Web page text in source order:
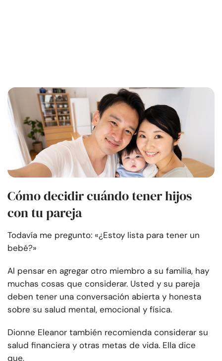
Cómo decidir cuándo tener hijos
con tu pareja
Todavía me pregunto: «¿Estoy lista para tener un
bebé?»
Al pensar en agregar otro miembro a su familia, hay
muchas cosas que considerar. Usted y su pareja
deben tener una conversación abierta y honesta
sobre su salud mental, emocional y física.
Dionne Eleanor también recomienda considerar su
salud financiera y otras metas de vida. Ella dice
que,